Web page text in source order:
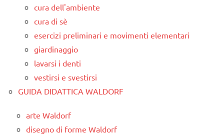
cura dell'ambiente
cura di sè
esercizi preliminari e movimenti elementari
giardinaggio
lavarsi i denti
vestirsi e svestirsi
GUIDA DIDATTICA WALDORF
arte Waldorf
disegno di forme Waldorf